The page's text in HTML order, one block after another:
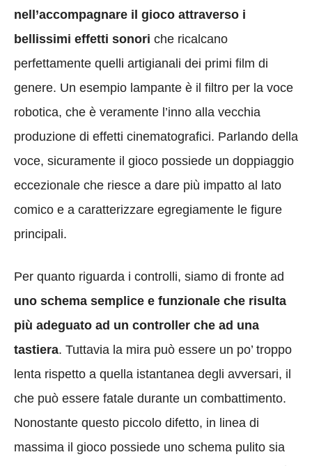
nell’accompagnare il gioco attraverso i
bellissimi effetti sonori che ricalcano
perfettamente quelli artigianali dei primi film di
genere. Un esempio lampante è il filtro per la voce
robotica, che è veramente l’inno alla vecchia
produzione di effetti cinematografici. Parlando della
voce, sicuramente il gioco possiede un doppiaggio
eccezionale che riesce a dare più impatto al lato
comico e a caratterizzare egregiamente le figure
principali.
Per quanto riguarda i controlli, siamo di fronte ad
uno schema semplice e funzionale che risulta
più adeguato ad un controller che ad una
tastiera. Tuttavia la mira può essere un po’ troppo
lenta rispetto a quella istantanea degli avversari, il
che può essere fatale durante un combattimento.
Nonostante questo piccolo difetto, in linea di
massima il gioco possiede uno schema pulito sia